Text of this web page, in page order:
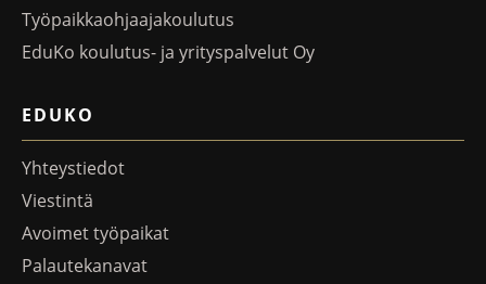
Työpaikkaohjaajakoulutus
EduKo koulutus- ja yrityspalvelut Oy
EDUKO
Yhteystiedot
Viestintä
Avoimet työpaikat
Palautekanavat